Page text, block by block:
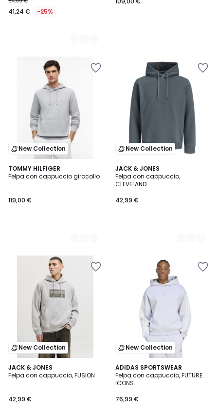
41,24 € -25%
New Collection
TOMMY HILFIGER
Felpa con cappuccio girocollo
119,00 €
3
Colori
New Collection
JACK & JONES
Felpa con cappuccio,
CLEVELAND
42,99 €
3
Colori
New Collection
JACK & JONES
Felpa con cappuccio, FUSION
42,99 €
2
Colori
New Collection
ADIDAS SPORTSWEAR
Felpa con cappuccio, FUTURE
ICONS
76,99 €